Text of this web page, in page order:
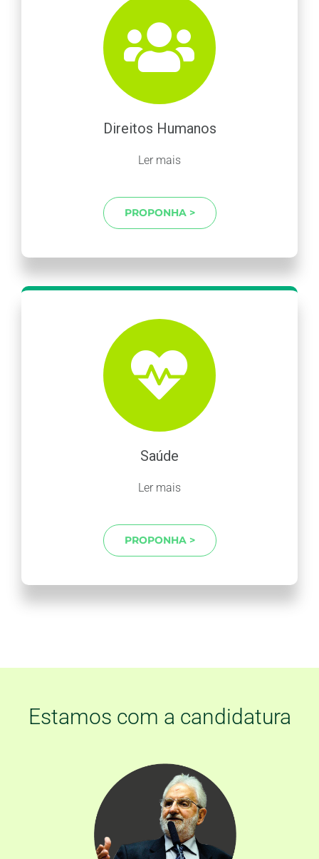
Direitos Humanos
Ler mais
PROPONHA >
Saúde
Ler mais
PROPONHA >
Estamos com a candidatura